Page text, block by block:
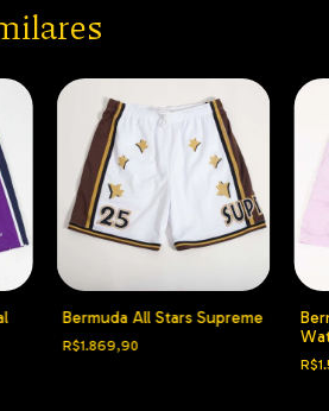
Bermuda All Stars Supreme
R$1.869,90